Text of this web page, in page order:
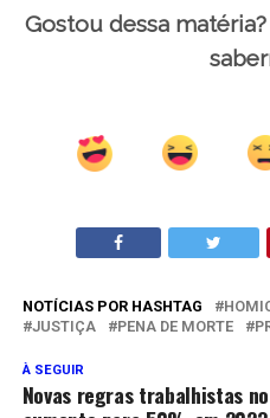
Gostou dessa
NOTÍCIAS POR HASHTAG
JUSTIÇA
PENA DE MORTE
À SEGUIR
Novas regras trabalhistas